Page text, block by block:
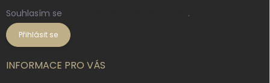
Souhlasím se .
Přihlásit se
INFORMACE PRO VÁS